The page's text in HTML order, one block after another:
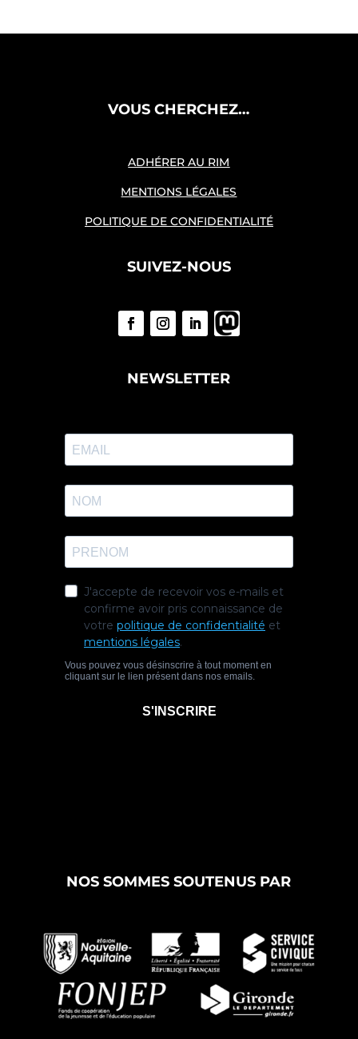
VOUS CHERCHEZ…
ADHÉRER AU RIM
MENTIONS LÉGALES
POLITIQUE DE CONFIDENTIALITÉ
SUIVEZ-NOUS
NEWSLETTER
NOS SOMMES SOUTENUS PAR